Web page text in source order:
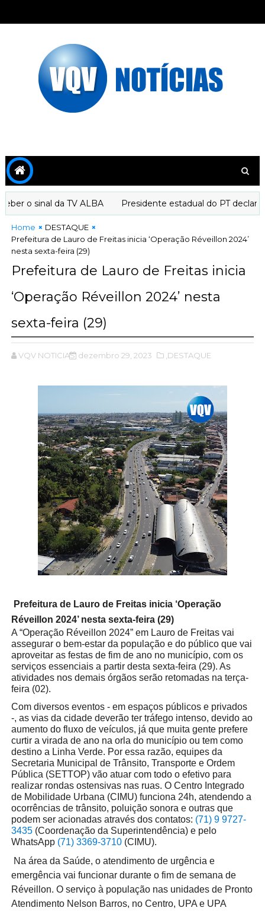
o sinal da TV ALBA Presidente estadual do PT declara
Home
DESTAQUE
Prefeitura de Lauro de Freitas inicia ‘Operação Réveillon 2024’
nesta sexta-feira (29)
Prefeitura de Lauro de Freitas inicia
‘Operação Réveillon 2024’ nesta
sexta-feira (29)
VQV NOTICIAS dezembro 29, 2023 ,DESTAQUE
Prefeitura de Lauro de Freitas inicia ‘Operação
Réveillon 2024’ nesta sexta-feira (29)
A “Operação Réveillon 2024” em Lauro de Freitas vai
assegurar o bem-estar da população e do público que vai
aproveitar as festas de fim de ano no município, com os
serviços essenciais a partir desta sexta-feira (29). As
atividades nos demais órgãos serão retomadas na terça-
feira (02).
Com diversos eventos - em espaços públicos e privados
-, as vias da cidade deverão ter tráfego intenso, devido ao
aumento do fluxo de veículos, já que muita gente prefere
curtir a virada de ano na orla do município ou tem como
destino a Linha Verde. Por essa razão, equipes da
Secretaria Municipal de Trânsito, Transporte e Ordem
Pública (SETTOP) vão atuar com todo o efetivo para
realizar rondas ostensivas nas ruas. O Centro Integrado
de Mobilidade Urbana (CIMU) funciona 24h, atendendo a
ocorrências de trânsito, poluição sonora e outras que
podem ser acionadas através dos contatos: (71) 9 9727-
3435(Coordenação da Superintendência) e pelo
WhatsApp (71) 3369-3710(CIMU).
Na área da Saúde, o atendimento de urgência e
emergência vai funcionar durante o fim de semana de
Réveillon. O serviço à população nas unidades de Pronto
Atendimento Nelson Barros, no Centro, UPA e UPA